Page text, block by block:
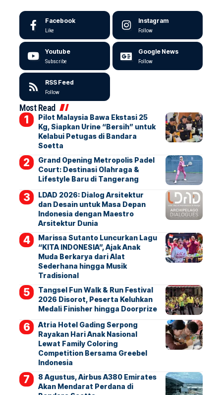
Facebook
Like
Instagram
Follow
Youtube
Subscribe
Google News
Follow
RSS Feed
Follow
Most Read
Pilot Malaysia Bawa Ekstasi 25
Kg, Siapkan Urine “Bersih” untuk
Kelabui Petugas di Bandara
Soetta
Grand Opening Metropolis Padel
Court: Destinasi Olahraga &
Lifestyle Baru di Tangerang
LDAD 2026: Dialog Arsitektur
dan Desain untuk Masa Depan
Indonesia dengan Maestro
Arsitektur Dunia
Marissa Sutanto Luncurkan Lagu
“KITA INDONESIA”, Ajak Anak
Muda Berkarya dari Alat
Sederhana hingga Musik
Tradisional
Tangsel Fun Walk & Run Festival
2026 Disorot, Peserta Keluhkan
Medali Finisher hingga Doorprize
Atria Hotel Gading Serpong
Rayakan Hari Anak Nasional
Lewat Family Coloring
Competition Bersama Greebel
Indonesia
8 Agustus, Airbus A380 Emirates
Akan Mendarat Perdana di